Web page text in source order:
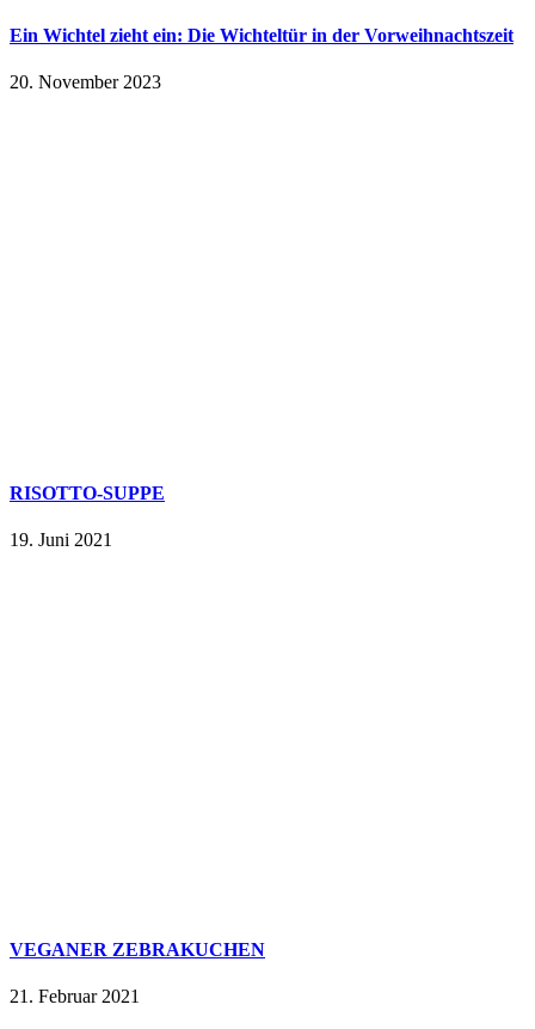
Ein Wichtel zieht ein: Die Wichteltür in der Vorweihnachtszeit
20. November 2023
RISOTTO-SUPPE
19. Juni 2021
VEGANER ZEBRAKUCHEN
21. Februar 2021